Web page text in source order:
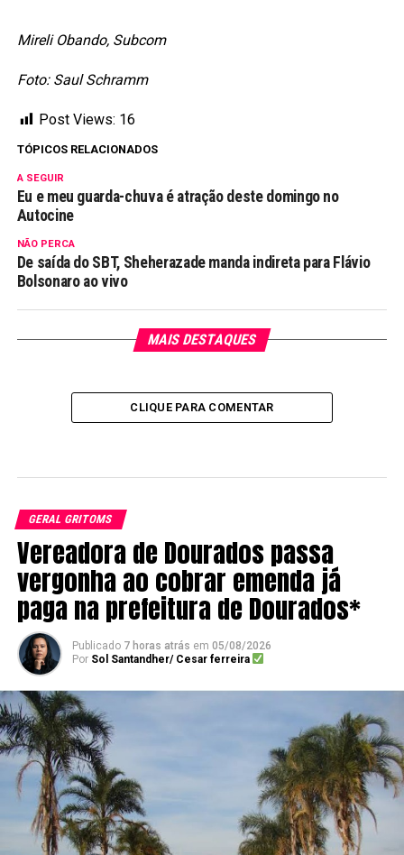
Mireli Obando, Subcom
Foto: Saul Schramm
Post Views: 16
TÓPICOS RELACIONADOS
A SEGUIR
Eu e meu guarda-chuva é atração deste domingo no
Autocine
NÃO PERCA
De saída do SBT, Sheherazade manda indireta para Flávio
Bolsonaro ao vivo
MAIS DESTAQUES
CLIQUE PARA COMENTAR
GERAL GRITOMS
Vereadora de Dourados passa
vergonha ao cobrar emenda já
paga na prefeitura de Dourados*
Publicado 7 horas atrás em 05/08/2026
Por Sol Santandher/ Cesar ferreira